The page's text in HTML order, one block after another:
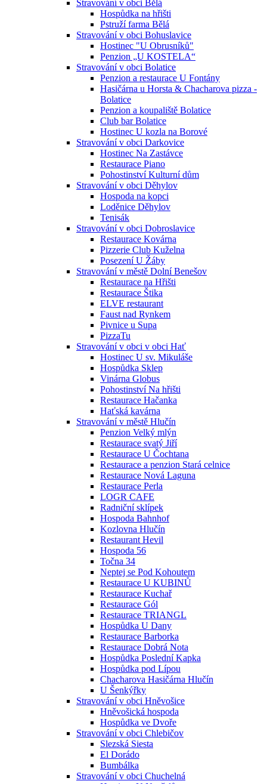
Stravování v obci Bělá
Hospůdka na hřišti
Pstruží farma Bělá
Stravování v obci Bohuslavice
Hostinec "U Obrusníků"
Penzion „U KOSTELA“
Stravování v obci Bolatice
Penzion a restaurace U Fontány
Hasičárna u Horsta & Chacharova pizza -
Bolatice
Penzion a koupaliště Bolatice
Club bar Bolatice
Hostinec U kozla na Borové
Stravování v obci Darkovice
Hostinec Na Zastávce
Restaurace Piano
Pohostinství Kulturní dům
Stravování v obci Děhylov
Hospoda na kopci
Loděnice Děhylov
Tenisák
Stravování v obci Dobroslavice
Restaurace Kovárna
Pizzerie Club Kuželna
Posezení U Žáby
Stravování v městě Dolní Benešov
Restaurace na Hřišti
Restaurace Štika
ELVE restaurant
Faust nad Rynkem
Pivnice u Supa
PizzaTu
Stravování v obci v obci Hať
Hostinec U sv. Mikuláše
Hospůdka Sklep
Vinárna Globus
Pohostinství Na hřišti
Restaurace Hačanka
Haťská kavárna
Stravování v městě Hlučín
Penzion Velký mlýn
Restaurace svatý Jiří
Restaurace U Čochtana
Restaurace a penzion Stará celnice
Restaurace Nová Laguna
Restaurace Perla
LOGR CAFE
Radniční sklípek
Hospoda Bahnhof
Kozlovna Hlučín
Restaurant Hevil
Hospoda 56
Točna 34
Neptej se Pod Kohoutem
Restaurace U KUBINŮ
Restaurace Kuchař
Restaurace Gól
Restaurace TRIANGL
Hospůdka U Dany
Restaurace Barborka
Restaurace Dobrá Nota
Hospůdka Poslední Kapka
Hospůdka pod Lípou
Chacharova Hasičárna Hlučín
U Šenkýřky
Stravování v obci Hněvošice
Hněvošická hospoda
Hospůdka ve Dvoře
Stravování v obci Chlebičov
Slezská Siesta
El Dorádo
Bumbálka
Stravování v obci Chuchelná